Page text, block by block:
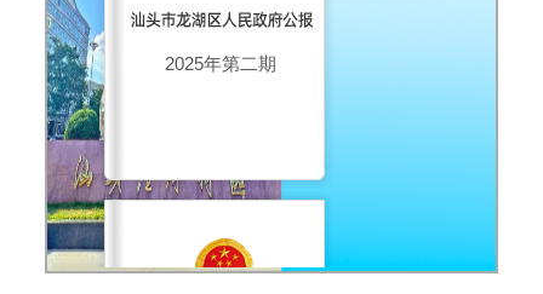
2025年第二期